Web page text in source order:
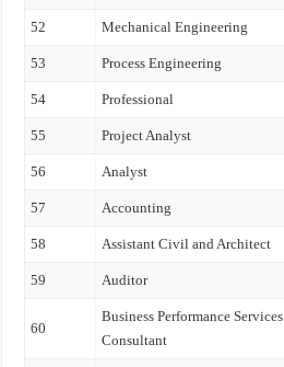
52 Mechanical Engineering
53 Process Engineering
54 Professional
55 Project Analyst
56 Analyst
57 Accounting
58 Assistant Civil and Architect
59 Auditor
60
Business Performance Services
Consultant